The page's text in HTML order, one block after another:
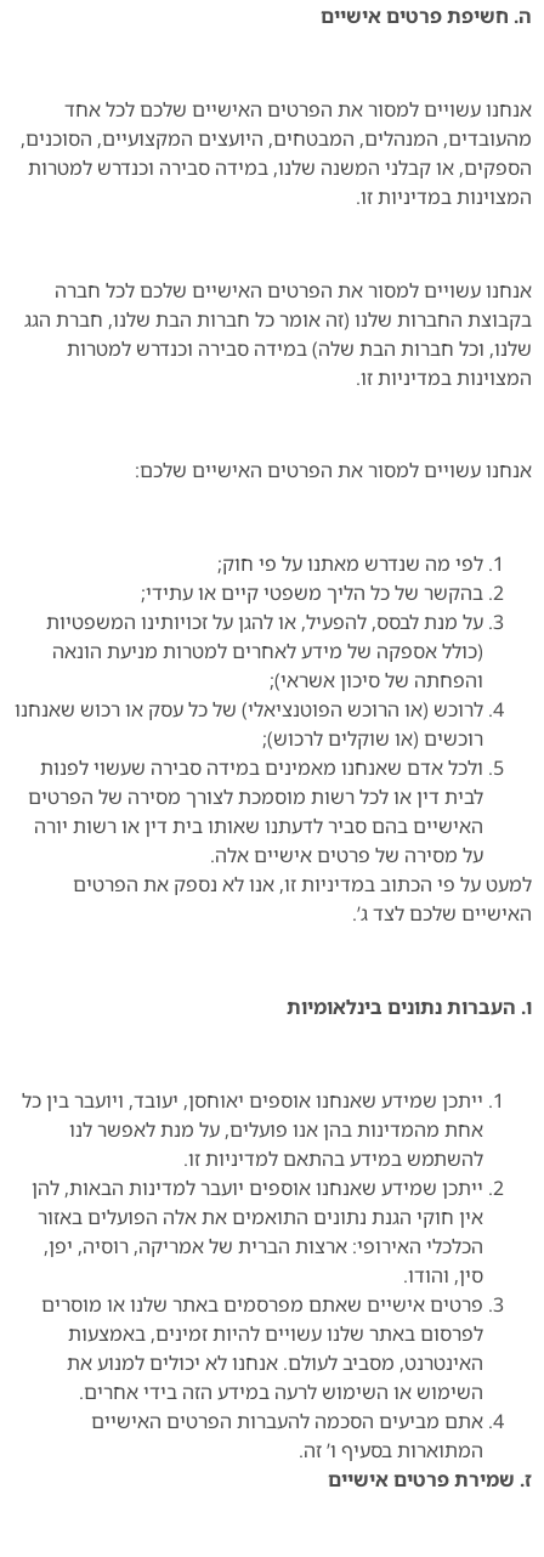
ה. חשיפת פרטים אישיים
אנחנו עשויים למסור את הפרטים האישיים שלכם לכל אחד
מהעובדים, המנהלים, המבטחים, היועצים המקצועיים, הסוכנים,
הספקים, או קבלני המשנה שלנו, במידה סבירה וכנדרש למטרות
המצוינות במדיניות זו.
אנחנו עשויים למסור את הפרטים האישיים שלכם לכל חברה
בקבוצת החברות שלנו (זה אומר כל חברות הבת שלנו, חברת הגג
שלנו, וכל חברות הבת שלה) במידה סבירה וכנדרש למטרות
המצוינות במדיניות זו.
אנחנו עשויים למסור את הפרטים האישיים שלכם:
לפי מה שנדרש מאתנו על פי חוק;
בהקשר של כל הליך משפטי קיים או עתידי;
על מנת לבסס, להפעיל, או להגן על זכויותינו המשפטיות
(כולל אספקה של מידע לאחרים למטרות מניעת הונאה
והפחתה של סיכון אשראי);
לרוכש (או הרוכש הפוטנציאלי) של כל עסק או רכוש שאנחנו
רוכשים (או שוקלים לרכוש);
ולכל אדם שאנחנו מאמינים במידה סבירה שעשוי לפנות
לבית דין או לכל רשות מוסמכת לצורך מסירה של הפרטים
האישיים בהם סביר לדעתנו שאותו בית דין או רשות יורה
על מסירה של פרטים אישיים אלה.
למעט על פי הכתוב במדיניות זו, אנו לא נספק את הפרטים
האישיים שלכם לצד ג’.
ו. העברות נתונים בינלאומיות
ייתכן שמידע שאנחנו אוספים יאוחסן, יעובד, ויועבר בין כל
אחת מהמדינות בהן אנו פועלים, על מנת לאפשר לנו
להשתמש במידע בהתאם למדיניות זו.
ייתכן שמידע שאנחנו אוספים יועבר למדינות הבאות, להן
אין חוקי הגנת נתונים התואמים את אלה הפועלים באזור
הכלכלי האירופי: ארצות הברית של אמריקה, רוסיה, יפן,
סין, והודו.
פרטים אישיים שאתם מפרסמים באתר שלנו או מוסרים
לפרסום באתר שלנו עשויים להיות זמינים, באמצעות
האינטרנט, מסביב לעולם. אנחנו לא יכולים למנוע את
השימוש או השימוש לרעה במידע הזה בידי אחרים.
אתם מביעים הסכמה להעברות הפרטים האישיים
המתוארות בסעיף ו’ זה.
ז. שמירת פרטים אישיים